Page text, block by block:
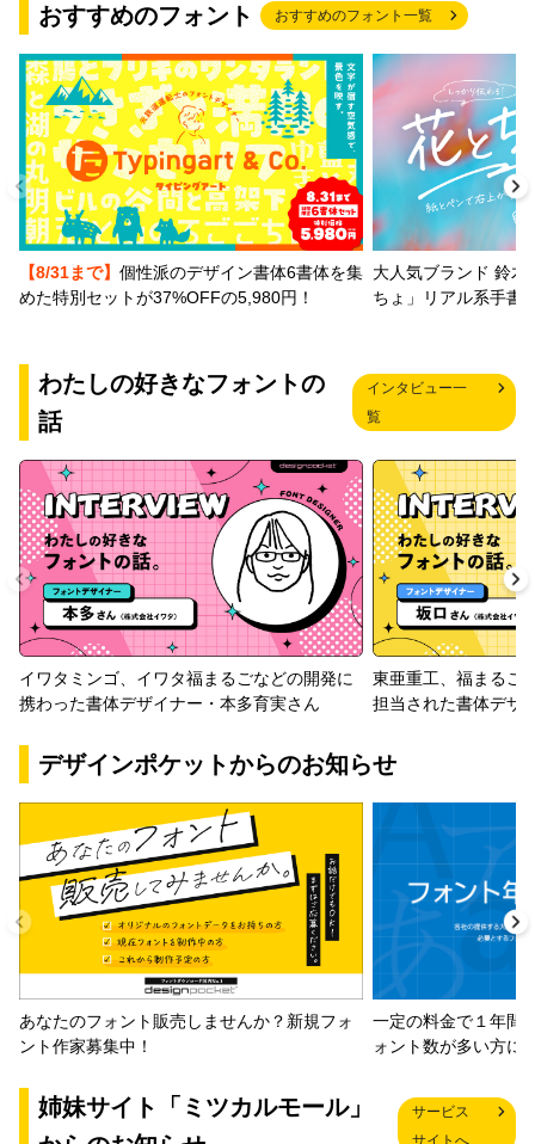
おすすめのフォント おすすめのフォント一覧
【8/31まで】 個性派のデザイン書体6書体を集
めた特別セットが37%OFFの5,980円！
大人気ブランド 鈴木
ちょ」リアル系手書
わたしの好きなフォントの
話
インタビュー一
覧
イワタミンゴ、イワタ福まるごなどの開発に
携わった書体デザイナー・本多育実さん
東亜重工、福まるご
担当された書体デザ
デザインポケットからのお知らせ
あなたのフォント販売しませんか？新規フォ
ント作家募集中！
一定の料金で１年間
ォント数が多い方に
姉妹サイト「ミツカルモール」
サービス
サイトへ